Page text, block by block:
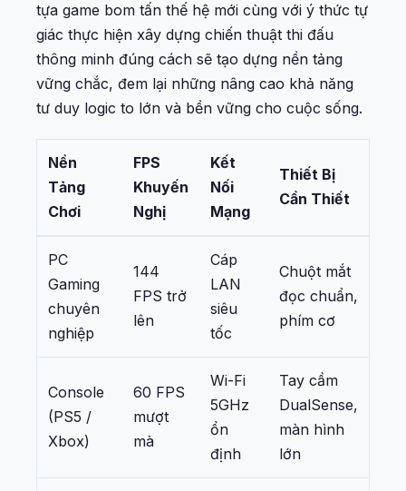
tựa game bom tấn thế hệ mới cùng với ý thức tự
giác thực hiện xây dựng chiến thuật thi đấu
thông minh đúng cách sẽ tạo dựng nền tảng
vững chắc, đem lại những nâng cao khả năng
tư duy logic to lớn và bền vững cho cuộc sống.
Nền
Tảng
Chơi
FPS
Khuyến
Nghị
Kết
Nối
Mạng
Thiết Bị
Cần Thiết
PC
Gaming
chuyên
nghiệp
144
FPS trở
lên
Cáp
LAN
siêu
tốc
Chuột mắt
đọc chuẩn,
phím cơ
Console
(PS5 /
Xbox)
60 FPS
mượt
mà
Wi-Fi
5GHz
ổn
định
Tay cầm
DualSense,
màn hình
lớn